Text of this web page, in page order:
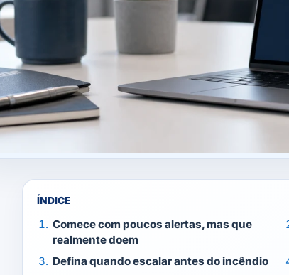
ÍNDICE
Comece com poucos alertas, mas que
realmente doem
Defina quando escalar antes do incêndio